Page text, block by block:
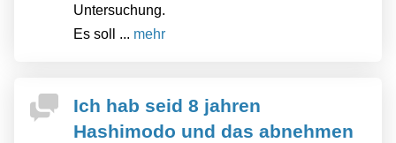
Untersuchung.
Es soll ... mehr
Ich hab seid 8 jahren
Hashimodo und das abnehmen